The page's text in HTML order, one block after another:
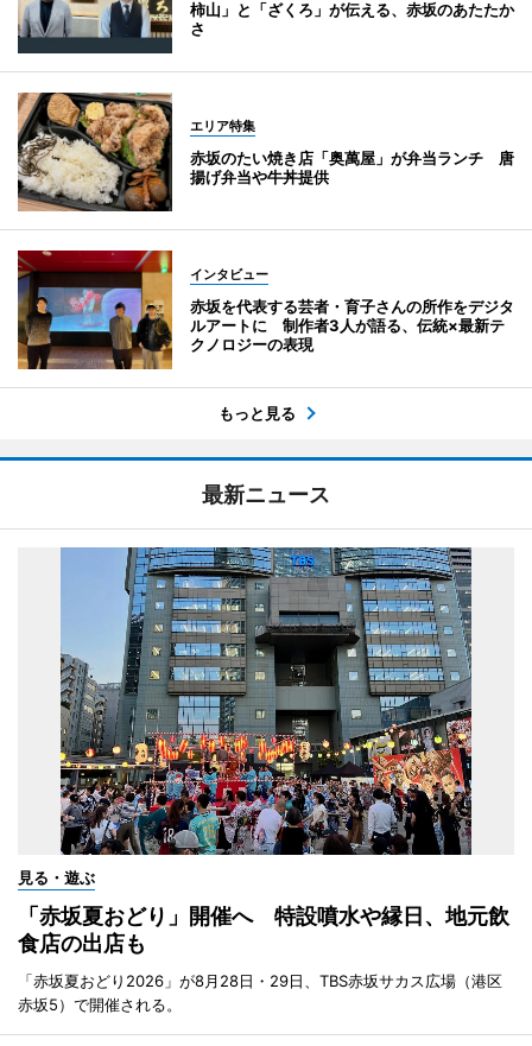
柿山」と「ざくろ」が伝える、赤坂のあたたか
さ
エリア特集
赤坂のたい焼き店「奥萬屋」が弁当ランチ 唐
揚げ弁当や牛丼提供
インタビュー
赤坂を代表する芸者・育子さんの所作をデジタ
ルアートに 制作者3人が語る、伝統×最新テ
クノロジーの表現
もっと見る
最新ニュース
見る・遊ぶ
「赤坂夏おどり」開催へ 特設噴水や縁日、地元飲
食店の出店も
「赤坂夏おどり2026」が8月28日・29日、TBS赤坂サカス広場（港区
赤坂5）で開催される。